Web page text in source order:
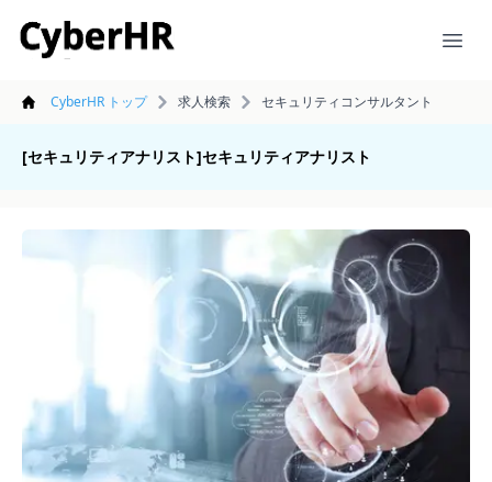
CyberHR
CyberHR トップ 求人検索 セキュリティコンサルタント
[セキュリティアナリスト]セキュリティアナリスト